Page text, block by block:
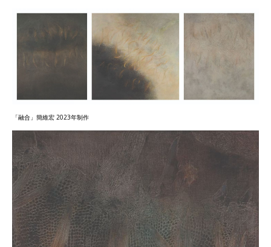
「融合」簡維宏 2023年制作